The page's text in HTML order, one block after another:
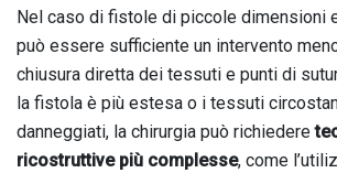
Nel caso di fistole di piccole dimensioni
può essere sufficiente un intervento
chiusura diretta dei tessuti e punti di
la fistola è più estesa o i tessuti
danneggiati, la chirurgia può richiedere
ricostruttive più complesse, come